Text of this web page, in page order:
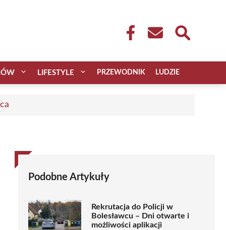
LIFESTYLE PRZEWODNIK LUDZIE
Podobne Artykuły
Rekrutacja do Policji w
Bolesławcu – Dni otwarte i
możliwości aplikacji